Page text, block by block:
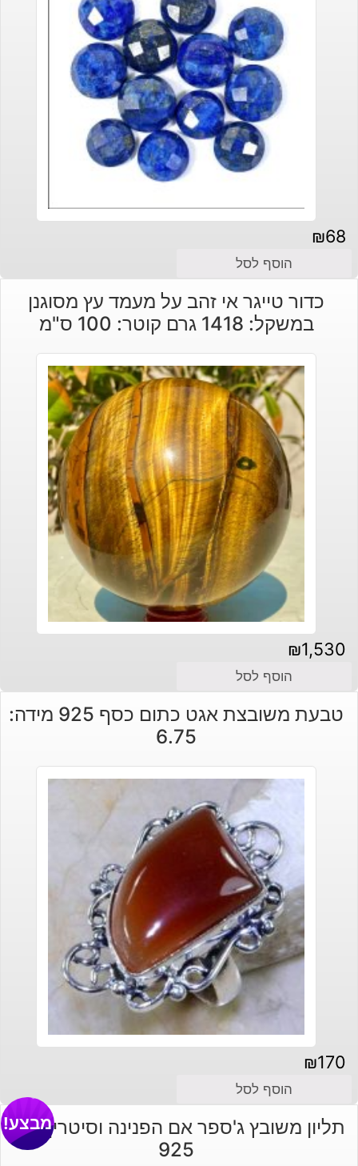
₪68
הוסף לסל
כדור טייגר אי זהב על מעמד עץ מסוגנן
במשקל: 1418 גרם קוטר: 100 ס"מ
₪1,530
הוסף לסל
טבעת משובצת אגט כתום כסף 925 מידה:
6.75
₪170
הוסף לסל
תליון משובץ ג'ספר אם הפנינה וסיטרין כסף
925
מבצע!